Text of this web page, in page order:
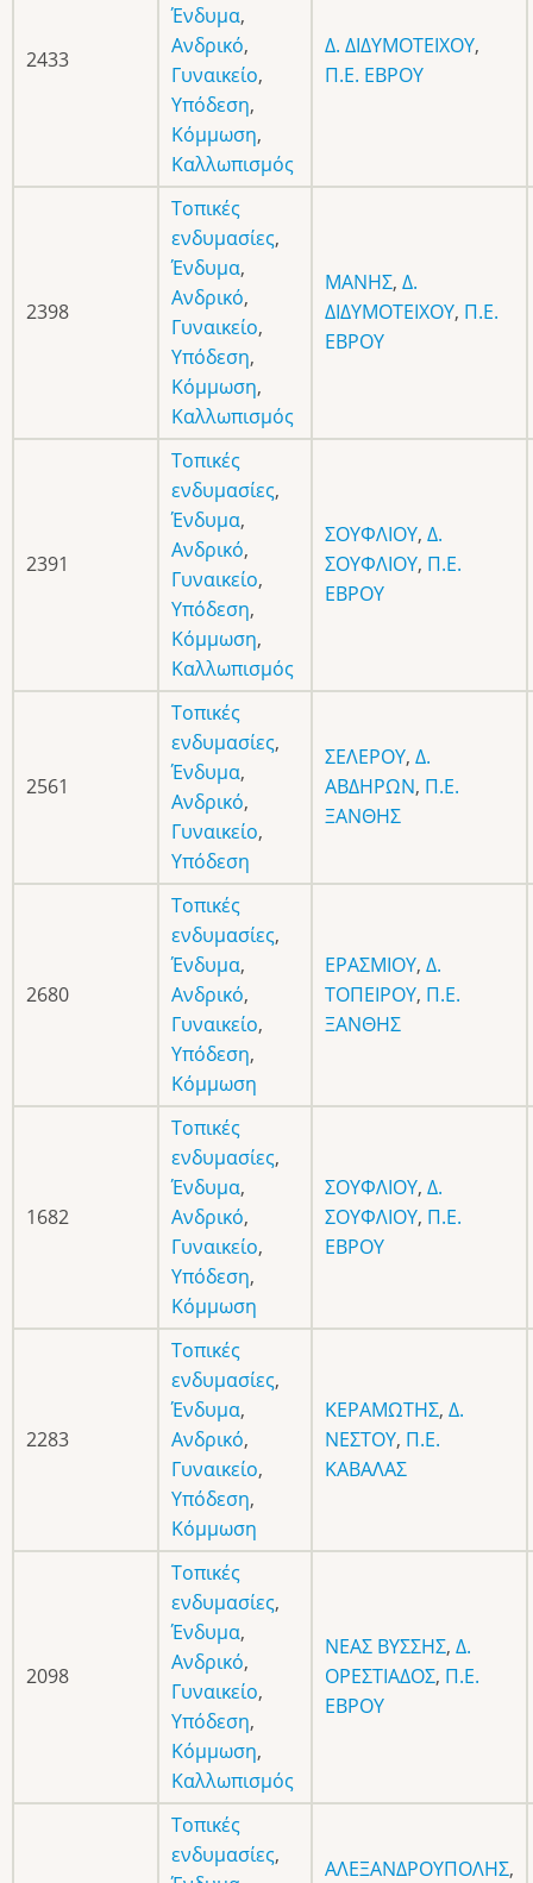
2433
Ένδυμα,
Ανδρικό,
Γυναικείο,
Υπόδεση,
Κόμμωση,
Καλλωπισμός
Δ. ΔΙΔΥΜΟΤΕΙΧΟΥ,
Π.Ε. ΕΒΡΟΥ
2398
Τοπικές
ενδυμασίες,
Ένδυμα,
Ανδρικό,
Γυναικείο,
Υπόδεση,
Κόμμωση,
Καλλωπισμός
ΜΑΝΗΣ, Δ.
ΔΙΔΥΜΟΤΕΙΧΟΥ, Π.Ε.
ΕΒΡΟΥ
2391
Τοπικές
ενδυμασίες,
Ένδυμα,
Ανδρικό,
Γυναικείο,
Υπόδεση,
Κόμμωση,
Καλλωπισμός
ΣΟΥΦΛΙΟΥ, Δ.
ΣΟΥΦΛΙΟΥ, Π.Ε.
ΕΒΡΟΥ
2561
Τοπικές
ενδυμασίες,
Ένδυμα,
Ανδρικό,
Γυναικείο,
Υπόδεση
ΣΕΛΕΡΟΥ, Δ.
ΑΒΔΗΡΩΝ, Π.Ε.
ΞΑΝΘΗΣ
2680
Τοπικές
ενδυμασίες,
Ένδυμα,
Ανδρικό,
Γυναικείο,
Υπόδεση,
Κόμμωση
ΕΡΑΣΜΙΟΥ, Δ.
ΤΟΠΕΙΡΟΥ, Π.Ε.
ΞΑΝΘΗΣ
1682
Τοπικές
ενδυμασίες,
Ένδυμα,
Ανδρικό,
Γυναικείο,
Υπόδεση,
Κόμμωση
ΣΟΥΦΛΙΟΥ, Δ.
ΣΟΥΦΛΙΟΥ, Π.Ε.
ΕΒΡΟΥ
2283
Τοπικές
ενδυμασίες,
Ένδυμα,
Ανδρικό,
Γυναικείο,
Υπόδεση,
Κόμμωση
ΚΕΡΑΜΩΤΗΣ, Δ.
ΝΕΣΤΟΥ, Π.Ε.
ΚΑΒΑΛΑΣ
2098
Τοπικές
ενδυμασίες,
Ένδυμα,
Ανδρικό,
Γυναικείο,
Υπόδεση,
Κόμμωση,
Καλλωπισμός
ΝΕΑΣ ΒΥΣΣΗΣ, Δ.
ΟΡΕΣΤΙΑΔΟΣ, Π.Ε.
ΕΒΡΟΥ
Τοπικές
ενδυμασίες,
ΑΛΕΞΑΝΔΡΟΥΠΟΛΗΣ,